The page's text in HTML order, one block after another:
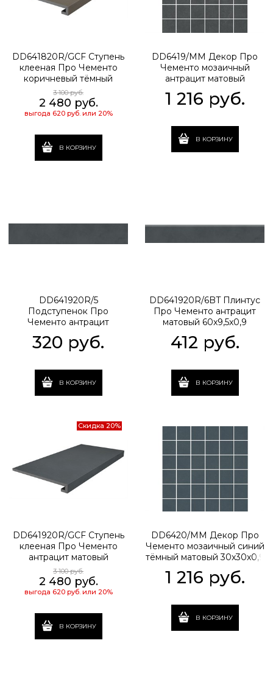
DD641820R/GCF Ступень
клееная Про Чементо
коричневый тёмный
матовый 33x60x0,9
3 100 руб.
2 480 руб.
выгода 620 руб.или 20%
В КОРЗИНУ
DD6419/MM Декор Про
Чементо мозаичный
антрацит матовый
1 216 руб.
В КОРЗИНУ
DD641920R/5
Подступенок Про
Чементо антрацит
матовый 60x10,7x0,9
320 руб.
В КОРЗИНУ
DD641920R/6BT Плинтус
Про Чементо антрацит
матовый 60x9,5x0,9
412 руб.
В КОРЗИНУ
Скидка 20%
DD641920R/GCF Ступень
клееная Про Чементо
антрацит матовый
33x60x0,9
3 100 руб.
2 480 руб.
выгода 620 руб.или 20%
В КОРЗИНУ
DD6420/MM Декор Про
Чементо мозаичный синий
тёмный матовый 30x30x0,9
1 216 руб.
В КОРЗИНУ